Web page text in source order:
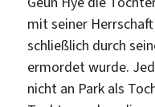
mit seiner
schließlich durch
ermordet wurde.
nicht an Park als